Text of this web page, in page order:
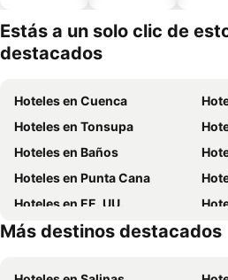
Estás a un solo clic de
destacados
Hoteles en Cuenca
Hoteles en Tonsupa
Hoteles en Baños
Hoteles en Punta Cana
Hoteles en EE. UU.
Hoteles en Lima
Más destinos destacados